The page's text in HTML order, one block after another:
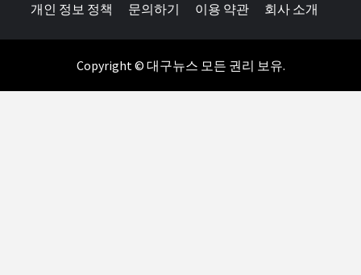
개인 정보 정책 문의하기 이용 약관 회사 소개
Copyright © 대구뉴스 모든 권리 보유.